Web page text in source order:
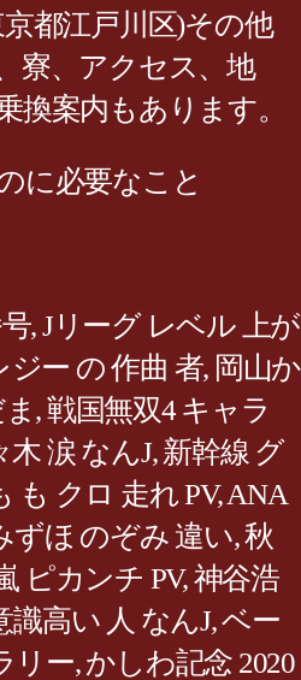
都江戸川区)その他
寮、アクセス、地
換案内もあります。
に必要なこと
,Jリーグ レベル 上が
ー の 作曲 者, 岡山か
,戦国無双4 キャラ
木 涙 なんJ,新幹線 グ
も クロ 走れ PV,ANA
ずほ のぞみ 違い,秋
ピカンチ PV,神谷浩
識高い 人 なんJ,ベー
リー,かしわ記念 2020